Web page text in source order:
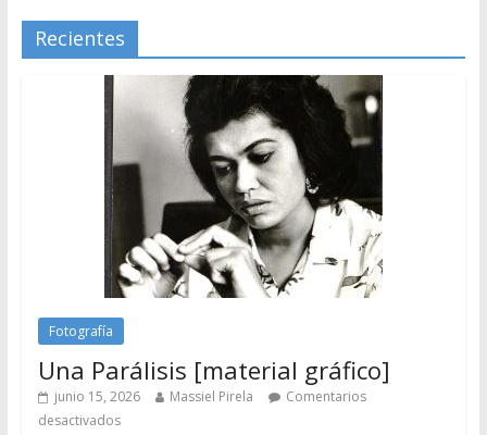
Recientes
Fotografía
Una Parálisis [material gráfico]
junio 15, 2026 Massiel Pirela
Comentarios
desactivados